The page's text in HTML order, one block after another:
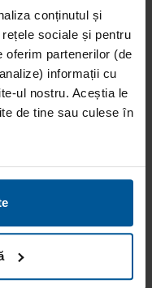
conținutul și
sociale și pentru
oferim partenerilor (de
informații cu
ul nostru. Aceștia le
de tine sau culese în
ratezi nicio